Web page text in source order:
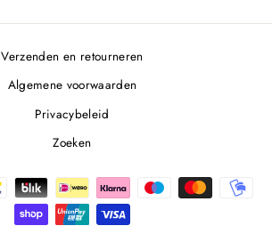
Verzenden en retourneren
Algemene voorwaarden
Privacybeleid
Zoeken